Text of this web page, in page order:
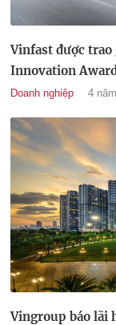
Vinfast được
Innovation
Doanh nghiệp 4
Vingroup báo lãi